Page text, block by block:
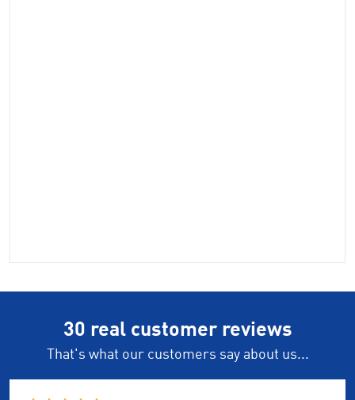
30 real customer reviews
That's what our customers say about us...